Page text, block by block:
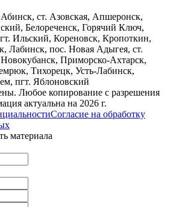
ст. Азовская, Апшеронск,
Белореченск, Горячий Ключ,
Ильский, Кореновск, Кропоткин,
Лабинск, пос. Новая Адыгея, ст.
Приморско-Ахтарск,
Тихорецк, Усть-Лабинск,
пгт. Яблоновский
Любое копирование с разрешения
актуальна на 2026 г.
Согласие на обработку
материала